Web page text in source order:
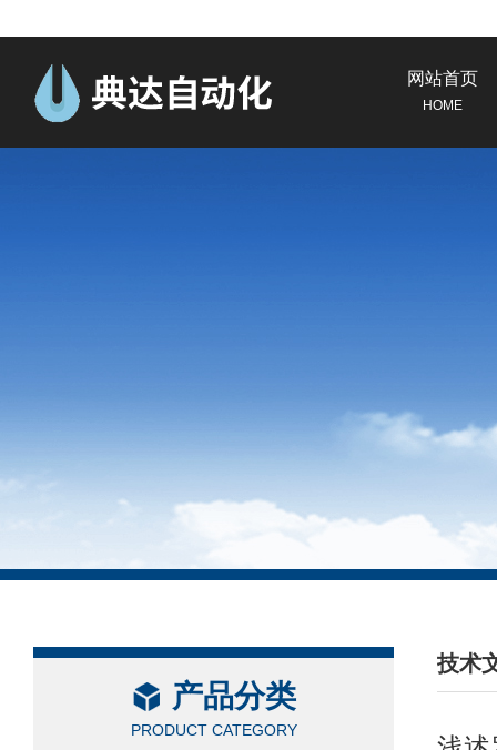
网站首页
HOME
产品分类
PRODUCT CATEGORY
技术
/